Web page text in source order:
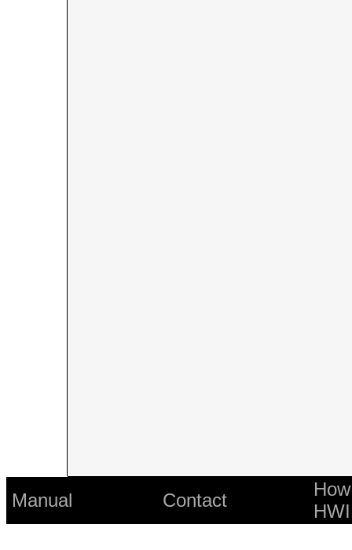
Manual Contact